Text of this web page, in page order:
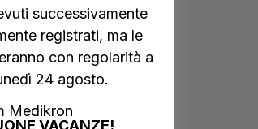
successivamente
registrati, ma le
con regolarità a
24 agosto.
Medikron
VACANZE!